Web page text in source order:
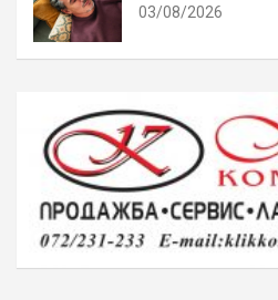
03/08/2026